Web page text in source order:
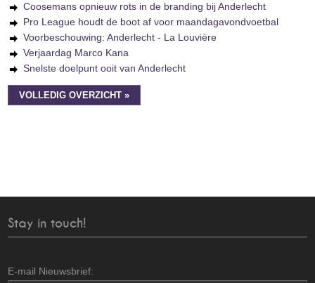
Coosemans opnieuw rots in de branding bij Anderlecht
Pro League houdt de boot af voor maandagavondvoetbal
Voorbeschouwing: Anderlecht - La Louvière
Verjaardag Marco Kana
Snelste doelpunt ooit van Anderlecht
VOLLEDIG OVERZICHT »
Stay in touch!
E-mail Nieuwsbrief: